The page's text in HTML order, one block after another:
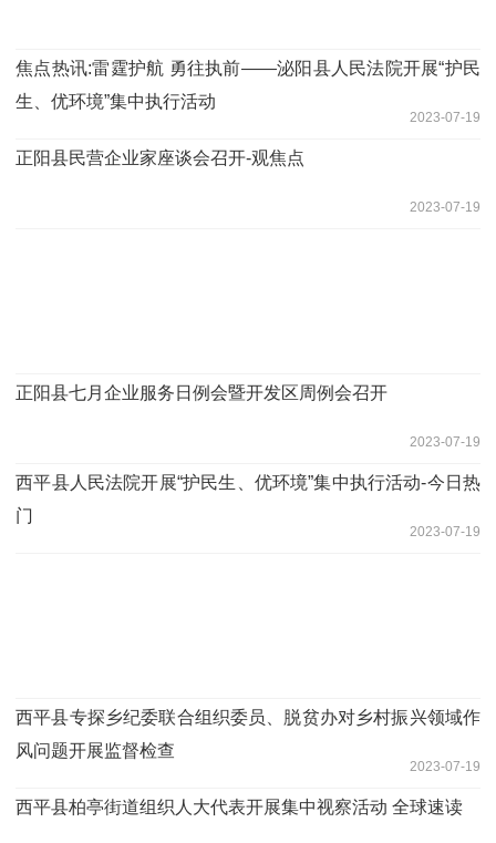
焦点热讯:​雷霆护航 勇往执前——泌阳县人民法院开展“护民
生、优环境”集中执行活动
2023-07-19
​正阳县民营企业家座谈会召开-观焦点
2023-07-19
正阳县七月企业服务日例会暨开发区周例会召开
2023-07-19
​西平县人民法院开展“护民生、优环境”集中执行活动-今日热
门
2023-07-19
​西平县专探乡纪委联合组织委员、脱贫办对乡村振兴领域作
风问题开展监督检查
2023-07-19
​西平县柏亭街道组织人大代表开展集中视察活动 全球速读